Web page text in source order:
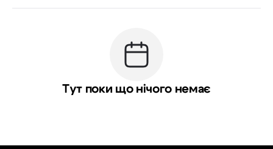
Тут поки що нічого немає